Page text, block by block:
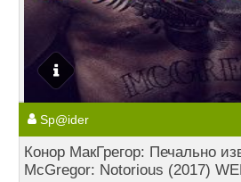
Sp@ider
Конор МакГрегор: Печально
McGregor: Notorious (2017)